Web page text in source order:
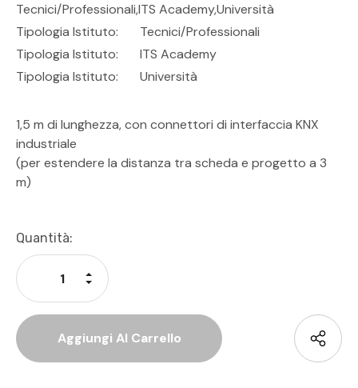
Tecnici/professionali,ITS Academy,Università
Tipologia Istituto:
Tecnici/Professionali
Tipologia Istituto:
ITS Academy
Tipologia Istituto:
Università
1,5 m di lunghezza, con connettori di interfaccia KNX
industriale
(per estendere la distanza tra scheda e progetto a 3
m)
Disponibilità
Attuale:
Quantità:
Diminuisci La Quantità Di Undefined
Aumenta La Quantità Di Undefined